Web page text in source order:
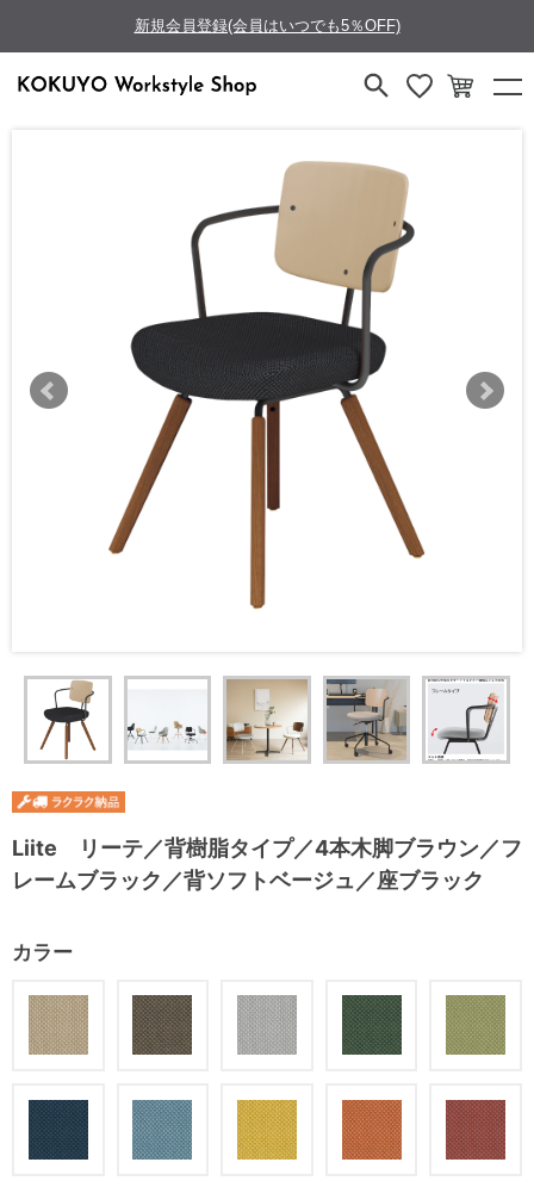
新規会員登録(会員はいつでも5％OFF)
Liite リーテ／背樹脂タイプ／4本木脚ブラウン／フ
レームブラック／背ソフトベージュ／座ブラック
カラー